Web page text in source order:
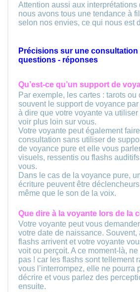
Attention aussi aux interprétations
nous avons tous une tendance à
selon nos envies, ce qui nous est
Précisions sur une consultation
questions - réponses
Qu’est-ce qu’un support de
Par exemple, les cartes : tarots ou
souvent le support de voyance
à dire que votre voyante va
voir plus loin sur vous.
Votre voyante peut également
consultation sans utiliser de
de voyance pure et elle vous
visuels, ressentis ou flashs
vous.
Dans le cas de la voyance pure,
écriture peuvent être
même que le son de la voix.
Que dire à la voyante lors de la
Votre voyante peut vous
votre date de naissance. Souvent,
flashs arrivent et votre voyante
voit ou perçoit. A ce moment-là, ne
pas ! car les flashs sont tellement
vous l’interrompez, elle ne pourra
décrire et vous parlez des
ensuite.